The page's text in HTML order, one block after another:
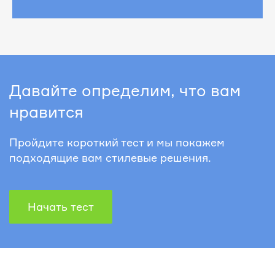
Давайте определим, что вам
нравится
Пройдите короткий тест и мы покажем
подходящие вам стилевые решения.
Начать тест